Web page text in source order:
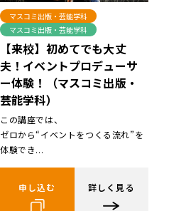
マスコミ出版・芸能学科
マスコミ出版・芸能学科
【来校】初めてでも大丈
夫！イベントプロデューサ
ー体験！（マスコミ出版・
芸能学科）
この講座では、
ゼロから“イベントをつくる流れ”を
体験でき...
申し込む 詳しく見る